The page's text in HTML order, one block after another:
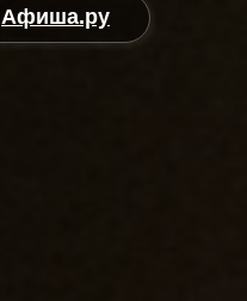
Афиша.ру